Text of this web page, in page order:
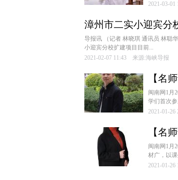
2021-03-
漳州市二实小迎宾分
导报讯 （记者 林晓琪 通讯员 林聪
小迎宾分校扩建项目目前...
2021-02-07 11:43 来源:海峡导报
【名
词”找
闽南网1月
学们首次
2021-01-
【名
末复
闽南网1月
材广，以
2021-01-